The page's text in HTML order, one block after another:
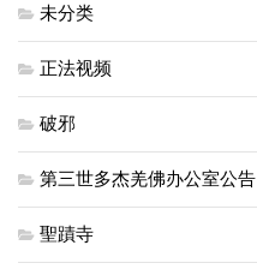
未分类
正法视频
破邪
第三世多杰羌佛办公室公告
聖蹟寺